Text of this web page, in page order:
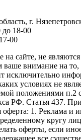
г.
до 18-00
00
сайте, не
внимание на то,
исключительно
условиях не
положениями п.2
РФ. Статья 437.
1. Реклама и
кругу
оферты, если
все